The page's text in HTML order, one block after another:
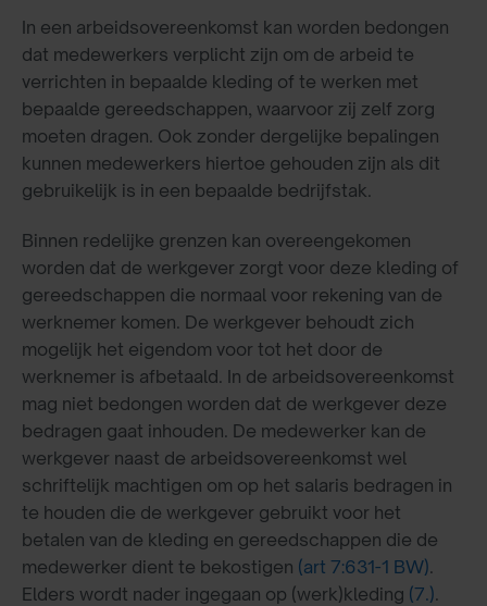
In een arbeidsovereenkomst kan worden bedongen
dat medewerkers verplicht zijn om de arbeid te
verrichten in bepaalde kleding of te werken met
bepaalde gereedschappen, waarvoor zij zelf zorg
moeten dragen. Ook zonder dergelijke bepalingen
kunnen medewerkers hiertoe gehouden zijn als dit
gebruikelijk is in een bepaalde bedrijfstak.
Binnen redelijke grenzen kan overeengekomen
worden dat de werkgever zorgt voor deze kleding of
gereedschappen die normaal voor rekening van de
werknemer komen. De werkgever behoudt zich
mogelijk het eigendom voor tot het door de
werknemer is afbetaald. In de arbeidsovereenkomst
mag niet bedongen worden dat de werkgever deze
bedragen gaat inhouden. De medewerker kan de
werkgever naast de arbeidsovereenkomst wel
schriftelijk machtigen om op het salaris bedragen in
te houden die de werkgever gebruikt voor het
betalen van de kleding en gereedschappen die de
medewerker dient te bekostigen (art 7:631-1 BW).
Elders wordt nader ingegaan op (werk)kleding (7.).